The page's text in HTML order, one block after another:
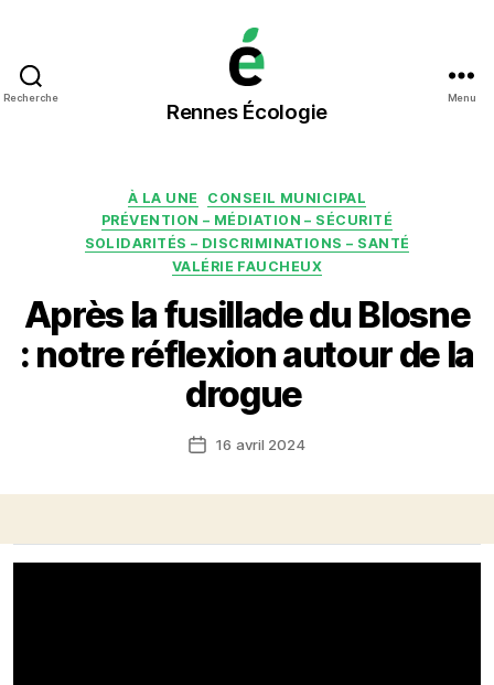
Recherche
Rennes
Écologie
Rennes Écologie
Menu
Catégories
À LA UNE
CONSEIL MUNICIPAL
PRÉVENTION – MÉDIATION – SÉCURITÉ
SOLIDARITÉS – DISCRIMINATIONS – SANTÉ
VALÉRIE FAUCHEUX
Après la fusillade du Blosne
: notre réflexion autour de la
drogue
Date16 avril 2024